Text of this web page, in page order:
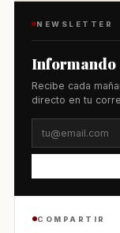
NEWSLETTER
Informando
Recibe cada
directo en tu
COMPARTIR